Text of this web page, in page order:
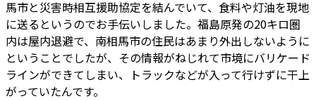
馬市と災害時相互援助協定を結んでいて、食料や灯油を現地
に送るというのでお手伝いしました。福島原発の20キロ圏
内は屋内退避で、南相馬市の住民はあまり外出しないように
ということでしたが、その情報がねじれて市境にバリケード
ラインができてしまい、トラックなどが入って行けずに干上
がっていたんです。